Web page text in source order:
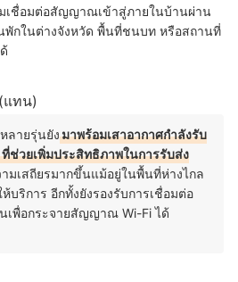
เชื่อมต่อสัญญาณเข้าสู่ภายในบ้านผ่าน
พักในต่างจังหวัด พื้นที่ชนบท หรือสถานที่
แทน)
ลายรุ่นยังมาพร้อมเสาอากาศกำลังรับ
ช่วยเพิ่มประสิทธิภาพในการรับส่ง
เสถียรมากขึ้นแม้อยู่ในพื้นที่ห่างไกล
ริการ อีกทั้งยังรองรับการเชื่อมต่อ
เพื่อกระจายสัญญาณ Wi-Fi ได้